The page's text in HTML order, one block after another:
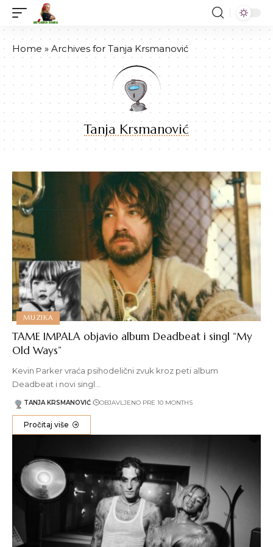
Home »Archives for Tanja Krsmanović
Tanja Krsmanović
MUZIKA
TAME IMPALA objavio album Deadbeat i singl “My
Old Ways”
Kevin Parker vraća psihodelični zvuk kroz peti album
Deadbeat i novi singl…
TANJA KRSMANOVIĆ OBJAVLJENO PRE 10 MONTHS
Pročitaj više